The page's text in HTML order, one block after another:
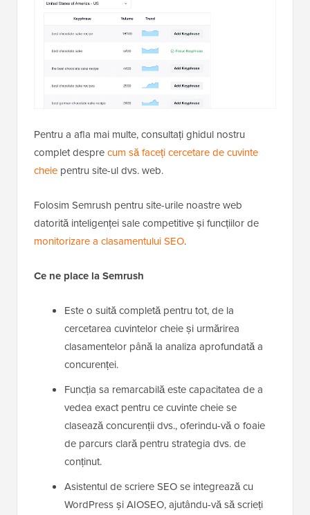
Pentru a afla mai multe, consultați ghidul nostru
complet desprecum să faceți cercetare de cuvinte
cheie pentru site-ul dvs. web.
Folosim Semrush pentru site-urile noastre web
datorită inteligenței sale competitive și funcțiilor de
monitorizare a clasamentului SEO.
Ce ne place la Semrush
Este o suită completă pentru tot, de la
cercetarea cuvintelor cheie și urmărirea
clasamentelor până la analiza aprofundată a
concurenței.
Funcția sa remarcabilă este capacitatea de a
vedea exact pentru ce cuvinte cheie se
clasează concurenții dvs., oferindu-vă o foaie
de parcurs clară pentru strategia dvs. de
conținut.
Asistentul de scriere SEO se integrează cu
WordPress și AIOSEO, ajutându-vă să scrieți